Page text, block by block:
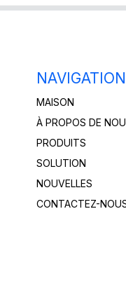
MAISON
À PROPOS DE
PRODUITS
SOLUTION
NOUVELLES
CONTACTEZ-